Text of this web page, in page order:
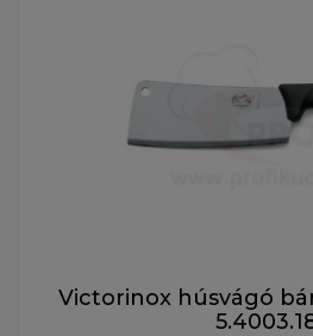
Victorinox húsvágó